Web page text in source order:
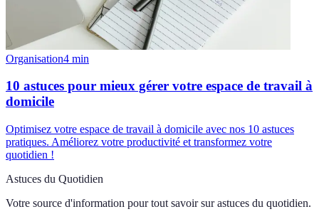
Organisation4 min
10 astuces pour mieux gérer votre espace de travail à
domicile
Optimisez votre espace de travail à domicile avec nos 10 astuces
pratiques. Améliorez votre productivité et transformez votre
quotidien !
Astuces du Quotidien
Votre source d'information pour tout savoir sur astuces du quotidien.